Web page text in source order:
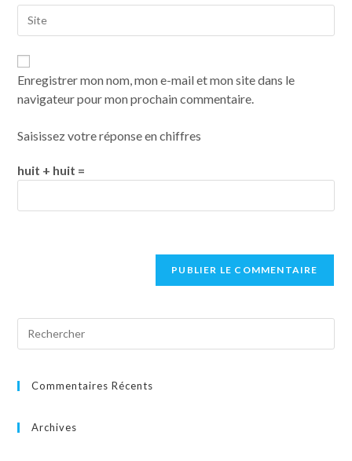
Enregistrer mon nom, mon e-mail et mon site dans le
navigateur pour mon prochain commentaire.
Saisissez votre réponse en chiffres
huit + huit =
Commentaires Récents
Archives